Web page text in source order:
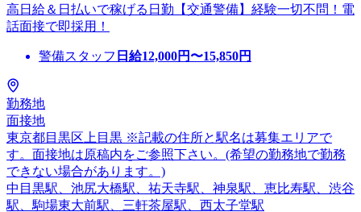
高日給＆日払いで稼げる日勤【交通警備】経験一切不問！電
話面接で即採用！
警備スタッフ 日給12,000円〜15,850円
勤務地
面接地
東京都目黒区上目黒 ※記載の住所と駅名は募集エリアで
す。面接地は原稿内をご参照下さい。(希望の勤務地で勤務
できない場合があります。)
中目黒駅、池尻大橋駅、祐天寺駅、神泉駅、恵比寿駅、渋谷
駅、駒場東大前駅、三軒茶屋駅、西太子堂駅